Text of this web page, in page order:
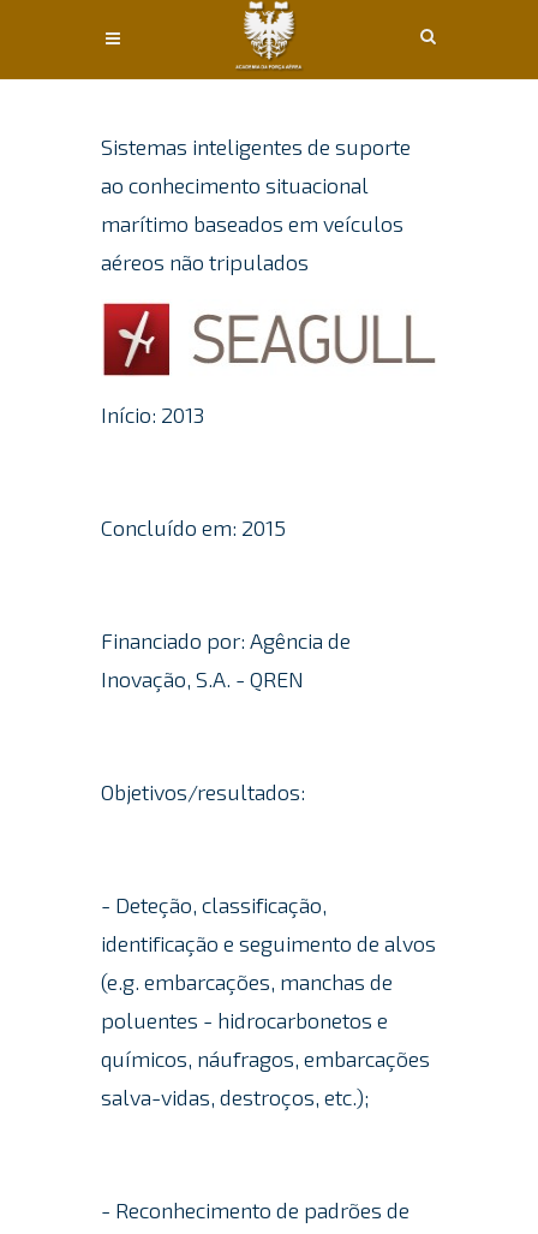
Sistemas inteligentes de suporte
ao conhecimento situacional
marítimo baseados em veículos
aéreos não tripulados
Início: 2013
Concluído em: 2015
Financiado por: Agência de
Inovação, S.A. - QREN
Objetivos/resultados:
- Deteção, classificação,
identificação e seguimento de alvos
(e.g. embarcações, manchas de
poluentes - hidrocarbonetos e
químicos, náufragos, embarcações
salva-vidas, destroços, etc.);
- Reconhecimento de padrões de